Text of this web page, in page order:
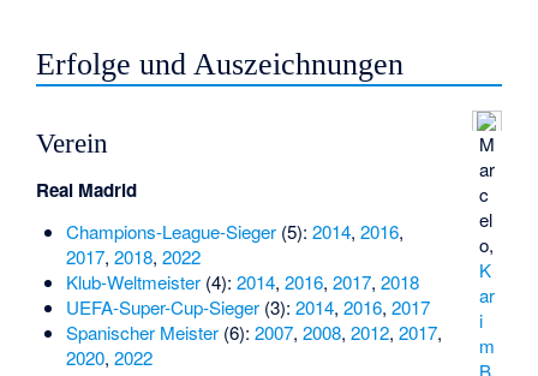
Erfolge und Auszeichnungen
M
ar
c
el
o,
K
ar
i
m
B
Verein
Real Madrid
Champions-League-Sieger(5): 2014, 2016,
2017, 2018, 2022
Klub-Weltmeister(4): 2014, 2016, 2017, 2018
UEFA-Super-Cup-Sieger(3): 2014, 2016, 2017
Spanischer Meister(6): 2007, 2008, 2012, 2017,
2020, 2022